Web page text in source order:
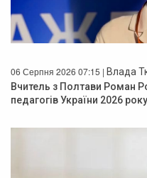
06 Серпня 2026 07:15 | Влада
Вчитель з Полтави Роман
педагогів України 2026 року